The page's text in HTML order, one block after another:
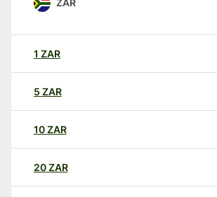
ZAR
1 ZAR
5 ZAR
10ZAR
20ZAR